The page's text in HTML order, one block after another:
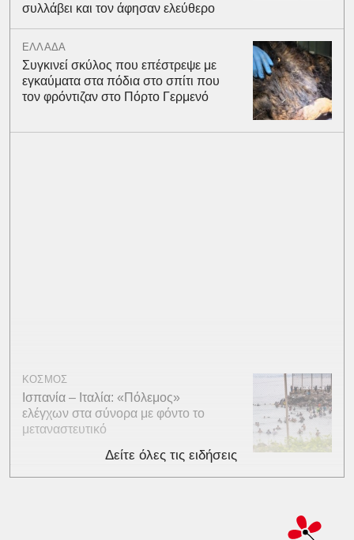
συλλάβει και τον άφησαν ελεύθερο
ΕΛΛΑΔΑ
Συγκινεί σκύλος που επέστρεψε με
εγκαύματα στα πόδια στο σπίτι που
τον φρόντιζαν στο Πόρτο Γερμενό
ΚΟΣΜΟΣ
Ισπανία – Ιταλία: «Πόλεμος»
ελέγχων στα σύνορα με φόντο το
μεταναστευτικό
Δείτε όλες τις ειδήσεις